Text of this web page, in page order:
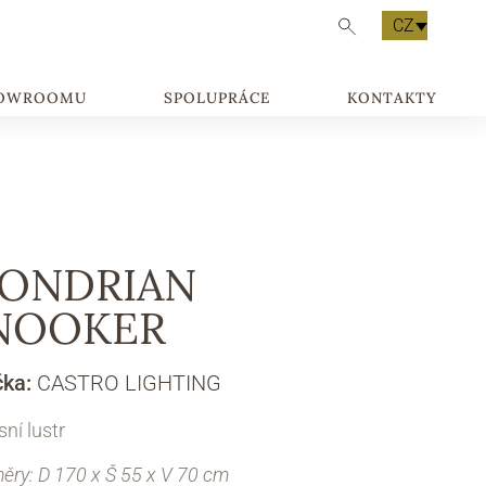
CZ
SPOLUPRÁCE KONTAKTY
CASTRO LIGHTING
lustr
D 170 x Š 55 x V 70 cm